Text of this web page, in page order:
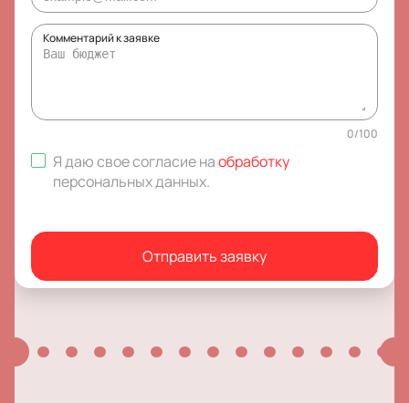
Комментарий к заявке
0/100
Я даю свое согласие наобработку
персональных данных.
Отправить заявку